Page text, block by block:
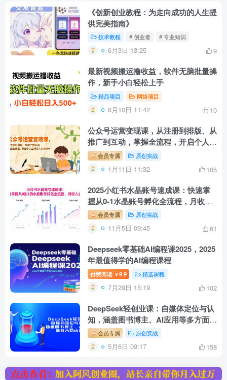
《创新创业教程：为走向成功的人生提
供完美指南》
技术教程 # 创业者 # 专业知识
6月3日 13:25 9
最新视频搬运撸收益，软件无脑批量操
作，新手小白轻松上手
精品项目 网络项目
8月10日 11:42 10
公众号运营变现课，从注册到排版、从
推广到互动，掌握全流程，开启个人品
牌月入30000+
会员专属 原创实战
1月11日 11:32 105
2025小红书水晶账号速成课：快速掌
握从0-1水晶账号孵化全流程，月收入
达2w会员专属 原创实战
11月5日 09:45 61
Deepseek零基础AI编程课2025，2025
年最值得学的AI编程课程
付费阅读 ￥9.9 精选课程
7月29日 15:19 102
DeepSeek轻创业课：自媒体定位与认
知，涵盖图书博主、AI应用等多方面内
容会员专属 原创实战
5月6日 09:17 158